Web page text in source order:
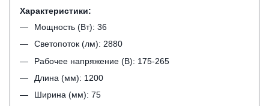
Характеристики:
Мощность (Вт): 36
Светопоток (лм): 2880
Рабочее напряжение (В): 175-265
Длина (мм): 1200
Ширина (мм): 75